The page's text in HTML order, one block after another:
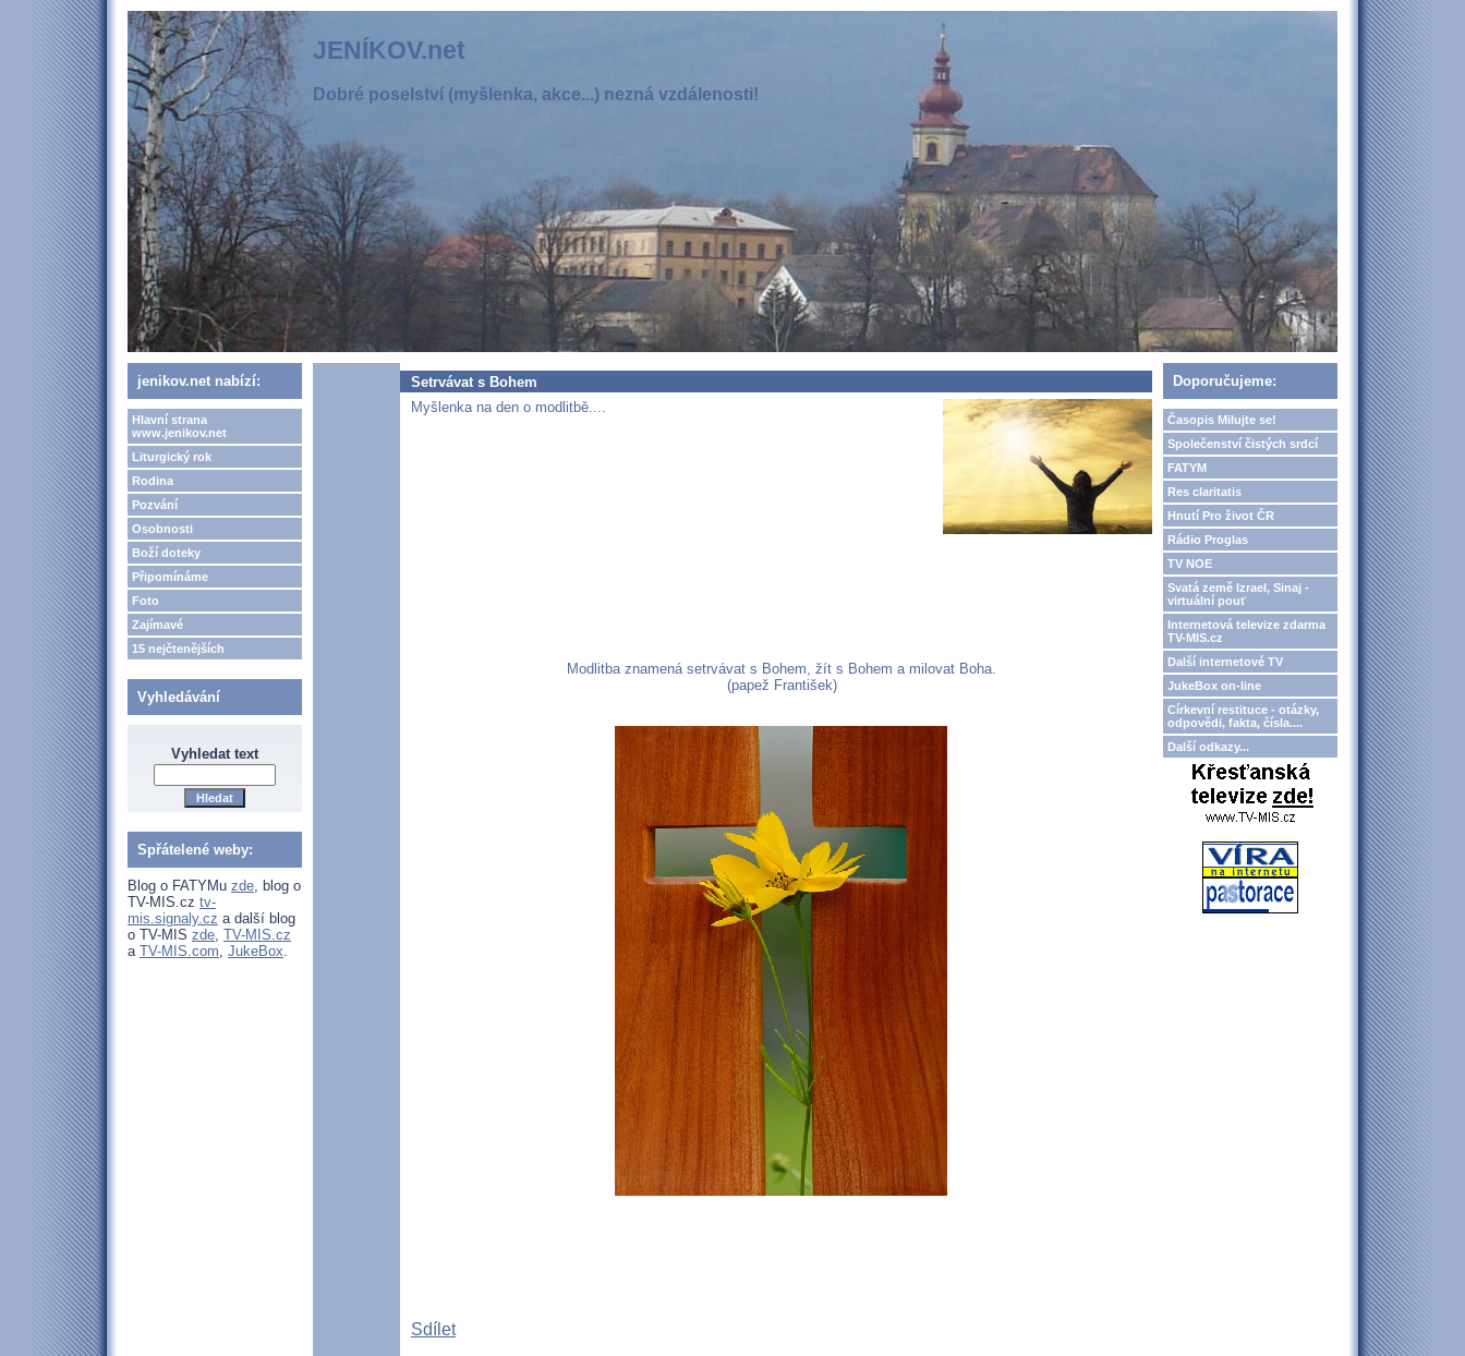
JENÍKOV.net
Dobré poselství (myšlenka, akce...) nezná vzdálenosti!
jenikov.net nabízí:
Hlavní strana
www.jenikov.net
Liturgický rok
Rodina
Pozvání
Osobnosti
Boží doteky
Připomínáme
Foto
Zajímavé
15 nejčtenějších
Vyhledávání
Vyhledat text
Spřátelené weby:
Blog o FATYMu zde, blog o
TV-MIS.cz tv-
mis.signaly.cz a další blog
o TV-MIS zde, TV-MIS.cz
a TV-MIS.com, JukeBox.
Setrvávat s Bohem
Myšlenka na den o modlitbě....
Modlitba znamená setrvávat s Bohem, žít s Bohem a milovat Boha.
(papež František)
Sdílet
Doporučujeme:
Časopis Milujte se!
Společenství čistých srdcí
FATYM
Res claritatis
Hnutí Pro život ČR
Rádio Proglas
TV NOE
Svatá země Izrael, Sinaj -
virtuální pouť
Internetová televize zdarma
TV-MIS.cz
Další internetové TV
JukeBox on-line
Církevní restituce - otázky,
odpovědi, fakta, čísla....
Další odkazy...